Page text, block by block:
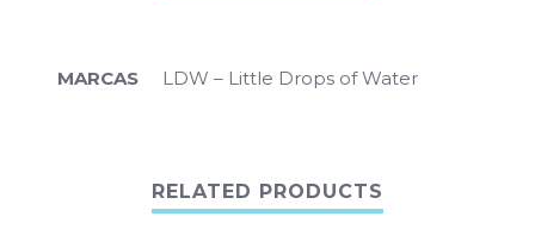
MARCAS LDW – Little Drops of Water
RELATED PRODUCTS